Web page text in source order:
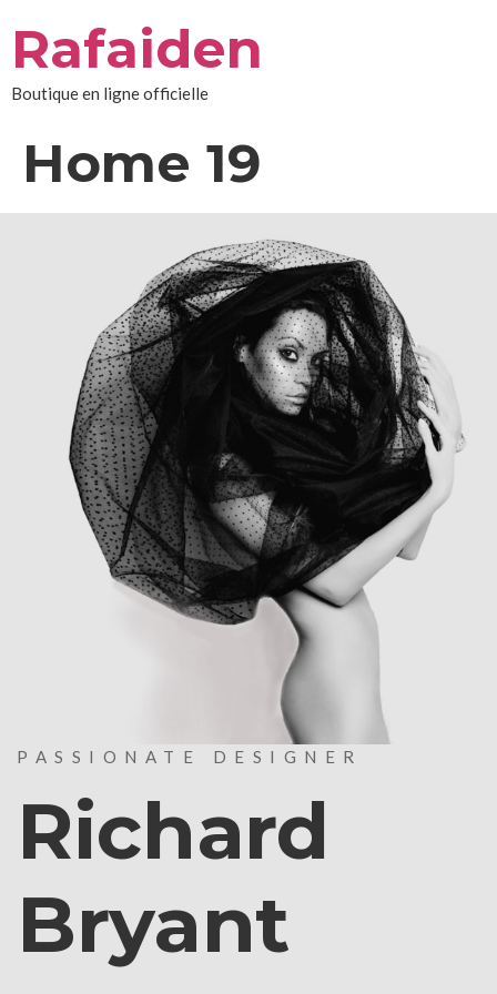
au
contenu
Rafaiden
Boutique en ligne officielle
Home 19
PASSIONATE DESIGNER
Richard
Bryant